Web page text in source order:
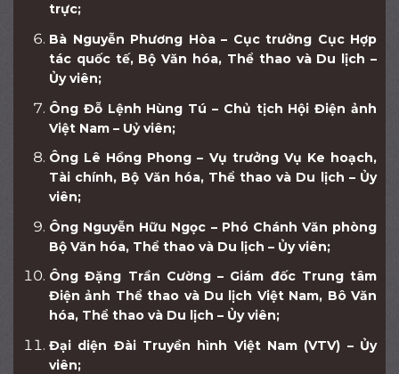
trực;
Bà Nguyễn Phương Hòa – Cục trưởng Cục Hợp
tác quốc tế, Bộ Văn hóa, Thể thao và Du lịch –
Ủy viên;
Ông Đỗ Lệnh Hùng Tú – Chủ tịch Hội Điện ảnh
Việt Nam – Uỷ viên;
Ông Lê Hồng Phong – Vụ trưởng Vụ Ke hoạch,
Tài chính, Bộ Văn hóa, Thể thao và Du lịch – Ủy
viên;
Ông Nguyễn Hữu Ngọc – Phó Chánh Văn phòng
Bộ Văn hóa, Thể thao và Du lịch – Ủy viên;
Ông Đặng Trần Cường – Giám đốc Trung tâm
Điện ảnh Thể thao và Du lịch Việt Nam, Bô Văn
hóa, Thể thao và Du lịch – Ủy viên;
Đại diện Đài Truyền hình Việt Nam (VTV) – Ủy
viên;